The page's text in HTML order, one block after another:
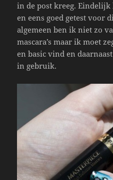
in de post kreeg. Eindelijk
en eens goed getest voor
algemeen ben ik niet zo
mascara’s maar ik moet
en basic vind en
in gebruik.